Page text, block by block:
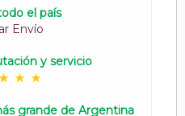
el país
Envío
y servicio
grande de Argentina